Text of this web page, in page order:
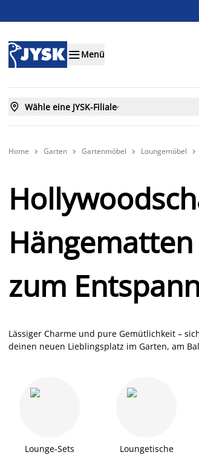
Menü
 Wähle eine JYSK-Filiale
Home  Garten  Gartenmöbel  Loungemöbel 
zum
Lässiger Charme und pure Gemütlichkeit –
deinen neuen Lieblingsplatz im Garten, am
Zeit alleine. Hängematte und Co. nehmen
Gestalte dein Zuhause zum
auf dem du dein Getränk, Snacks oder dein
Hängesessel, eine Hollywoodschaukel oder
Lounge-Sets Loungetische